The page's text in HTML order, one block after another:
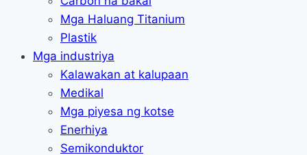
Mga Haluang Titanium
Plastik
Mga industriya
Kalawakan at kalupaan
Medikal
Mga piyesa ng kotse
Enerhiya
Semikonduktor